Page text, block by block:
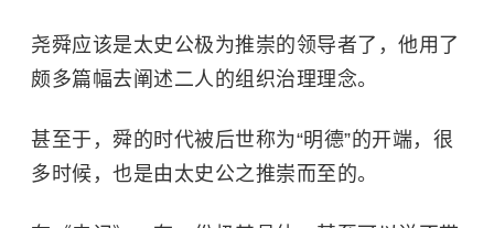
尧舜应该是太史公极为推崇的领导者了，他用了
颇多篇幅去阐述二人的组织治理理念。
甚至于，舜的时代被后世称为“明德”的开端，很
多时候，也是由太史公之推崇而至的。